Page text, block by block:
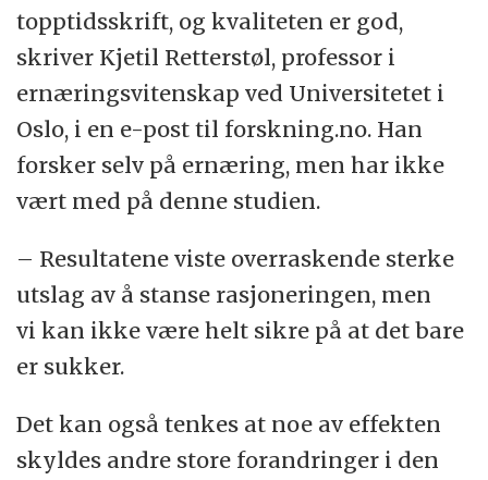
topptidsskrift, og kvaliteten er god,
skriver Kjetil Retterstøl, professor i
ernæringsvitenskap ved Universitetet i
Oslo, i en e-post til forskning.no. Han
forsker selv på ernæring, men har ikke
vært med på denne studien.
– Resultatene viste overraskende sterke
utslag av å stanse rasjoneringen, men
vi kan ikke være helt sikre på at det bare
er sukker.
Det kan også tenkes at noe av effekten
skyldes andre store forandringer i den